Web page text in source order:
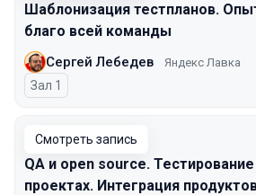
Шаблонизация тестпланов.
благо всей команды
Сергей Лебедев Яндекс Лавка
Зал 1
Смотреть запись
QA и open source.
проектах. Интеграция